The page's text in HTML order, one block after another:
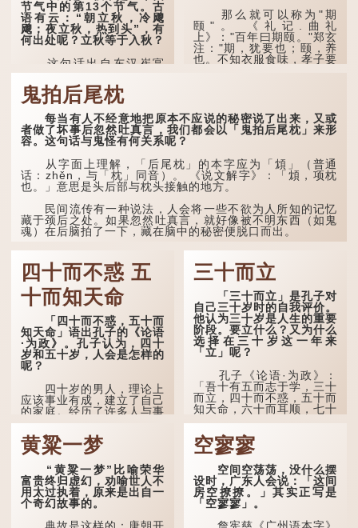
气）开始消退，凉爽的秋风
（商飙，即西风）已经悄然
吹起。后两句，便是全诗的
灵魂...
节气中的第13个节气。古
语有云：“朝立秋，冷飕
飕；夜立秋，热到头”，有
何出处呢？立秋等于入秋？
这句话出自东汉崔寔
《四民月令》：“朝立秋，
冷飕飕；夜立秋，热到
头”。到了清代，顾禄在
《清嘉录》里记录苏州风俗
时，也引用了这句谚语。不
过当地百姓的口头说法
是“朝立秋，渹飕飕；夜立
有不同，但意思完全一致。
那么，这句话到底准不
朴素观察：如果立秋的精
确...
那么就可以称为"期
颐"。 《礼记.曲礼
上》："百年曰期颐。"郑玄
注："期，犹要也；颐，养
也。不知衣服食味，孝子要
鬼拍后尾枕
每当有人不经意地把原本不应说的秘密说了出来，又或
者做了坏事后忽然吐真言，我们都会以「鬼拍后尾枕」来形
容。这句话与鬼怪有何关系呢？
从字面上理解，「后尾枕」的本字应为「䪴」（普通
话：zhěn，与「枕」同音）。 《说文解字》：「䪴，项枕
也。」意思是头后部与枕头接触的地方。
民间流传有一种说法，人会将一些不欲为人所知的记忆
藏于颈后之处。如果忽然吐真言，就好像被不明东西（如鬼
魂）在后脑拍了一下，藏在脑中的秘密便脱口而出。
因此...
四十而不惑 五
十而知天命
「四十而不惑，五十而
知天命」语出孔子的《论语
·为政》。孔子认为，四十
岁和五十岁，人会是怎样的
呢？
四十岁的男人，理论上
应该事业有成，建立了自己
的家庭。经历了许多人与事
之后，对事物有了自己的判
断能力，不会轻易为表象所
迷惑。
孔子在《论语·子罕》
也说：「知者不惑，仁者不
忧，勇者不惧。」「知」与
智慧的「智」相通，四十岁
的男人应已累积足够智慧，
不再对自己的人生感到困
三十而立
「三十而立」是孔子对
自己三十岁时的自我评价。
他认为三十岁是人生的重要
阶段。要立什么？又为什么
选择在三十岁这一年来
「立」呢？
孔子《论语·为政》：
「吾十有五而志于学，三十
而立，四十而不惑，五十而
知天命，六十而耳顺，七十
在古代，男子一般于二
十岁进行冠礼，冠礼完成后
便是成人，但由于未达壮
年，所以又称「弱冠」。
《礼记·曲礼》明确记载：
「人生十年曰幼，学；二十
曰弱，冠；三十曰壮，有
室。」这说明三十岁...
黄粱一梦
“黄粱一梦”比喻荣华
富贵终归虚幻，劝喻世人不
用太过执着，原来是出自一
个奇幻故事的。
空寥寥
空间空荡荡，没什么摆
设时，广东人会说：「这间
房空撩撩。」其实正写是
「空寥寥」。